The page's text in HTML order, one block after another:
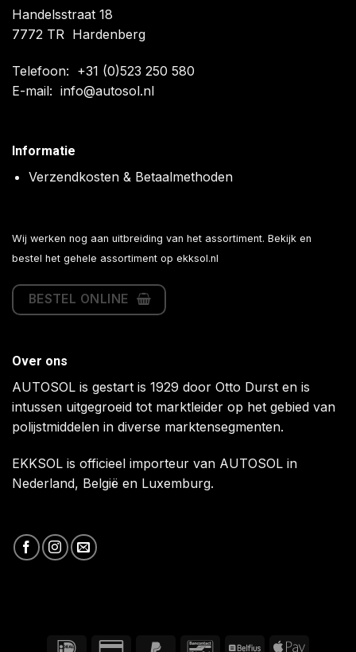
Handelsstraat 18
7772 TR Hardenberg
Telefoon: +31 (0)523 250 580
E-mail: info@autosol.nl
Informatie
Verzendkosten & Betaalmethoden
Wij werken nog aan uitbreiding van het assortiment. Bekijk en
bestel het gehele assortiment op ekksol.nl
BESTEL ONLINE
Over ons
AUTOSOL is gestart is 1929 door Otto Durst en is
intussen uitgegroeid tot marktleider op het gebied van
polijstmiddelen in diverse marktensegmenten.
EKKSOL is officieel importeur van AUTOSOL in
Nederland, België en Luxemburg.
IDeal Credit PayPal BancontactBelfius Apple